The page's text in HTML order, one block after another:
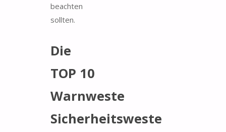
beachten
sollten.
Die
TOP 10
Warnweste
Sicherheitsweste